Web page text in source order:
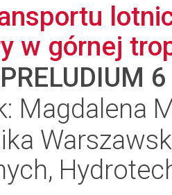
w górnej
PRELUDIUM 6
Magdalena